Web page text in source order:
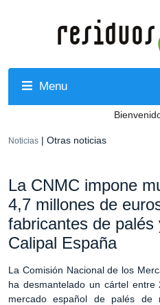
Menu
Noticias | Otras noticias
La CNMC impone
4,7 millones de
fabricantes de palés
Calipal España
La Comisión Nacional de los
ha desmantelado un cártel
mercado español de palés de